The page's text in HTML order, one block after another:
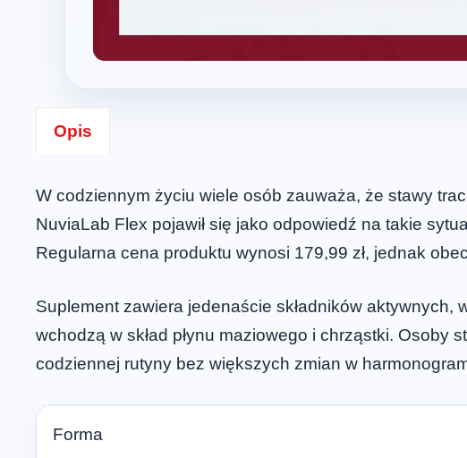
Opis
W codziennym życiu wiele osób zauważa, że stawy
NuviaLab Flex pojawił się jako odpowiedź na takie
Regularna cena produktu wynosi 179,99 zł, jednak
Suplement zawiera jedenaście składników
wchodzą w skład płynu maziowego i chrząstki. Osoby
codziennej rutyny bez większych zmian w
Forma